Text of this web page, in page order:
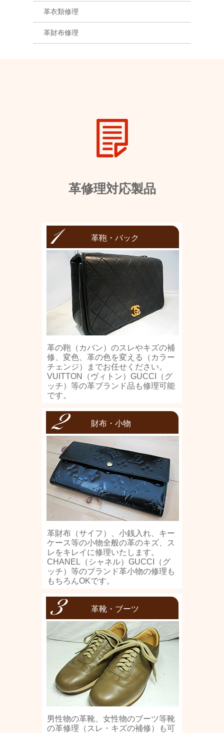
革衣類修理
革財布修理
革修理対応製品
革鞄・バック
革の鞄（カバン）のスレやキズの補
修、変色、革の色を変える（カラー
チェンジ）までお任せください。
VUITTON（ヴィトン）GUCCI（グ
ッチ）等の革ブランド品も修理可能
です。
財布・小物
革財布（サイフ）、小銭入れ、キー
ケース等の小物全般の革のキズ、ス
レをキレイに修理いたします。
CHANEL（シャネル）GUCCI（グ
ッチ）等のブランド革小物の修理も
もちろんOKです。
革靴・ブーツ
男性物の革靴、女性物のブーツ等靴
の革修理（スレ・キズの補修）も可